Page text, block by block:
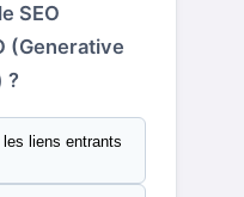
SEO
(Generative
?
liens entrants